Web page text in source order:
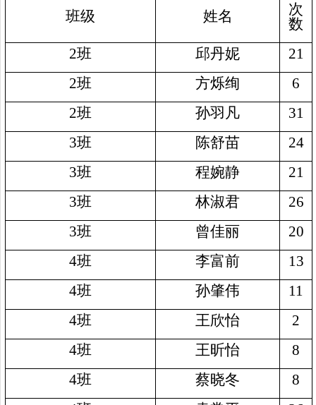
班级 姓名
次
数
2班 邱丹妮
21
2班 方烁绚
6
2班 孙羽凡
31
3班 陈舒苗
24
3班 程婉静
21
3班 林淑君
26
3班 曾佳丽
20
4班 李富前
13
4班 孙肇伟
11
4班 王欣怡
2
4班 王昕怡
8
4班 蔡晓冬
8